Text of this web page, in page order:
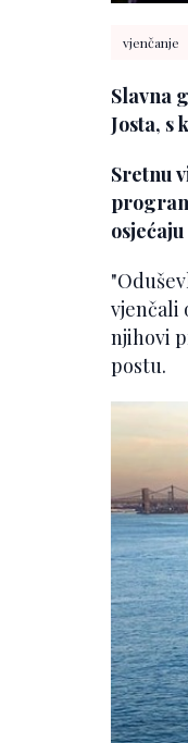
vjenčanje
Slavna
Josta, s
Sretnu
vjenčali
njihovi
postu.